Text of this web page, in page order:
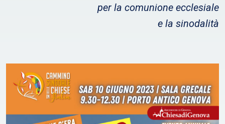
per la comunione ecclesiale
e la sinodalità